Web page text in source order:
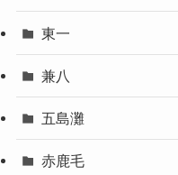
東一
兼八
五島灘
赤鹿毛